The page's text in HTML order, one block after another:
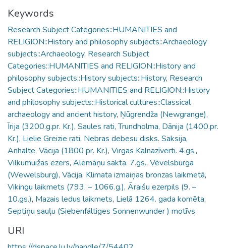
Keywords
Research Subject Categories::HUMANITIES and
RELIGION::History and philosophy subjects::Archaeology
subjects::Archaeology, Research Subject
Categories::HUMANITIES and RELIGION::History and
philosophy subjects::History subjects::History, Research
Subject Categories::HUMANITIES and RELIGION::History
and philosophy subjects::Historical cultures::Classical
archaeology and ancient history, Ņūgrendža (Newgrange),
Īrija (3200.g.pr. Kr.), Saules rati, Trundholma, Dānija (1400.pr.
Kr.), Lielie Greizie rati, Nebras debesu disks. Saksija,
Anhalte, Vācija (1800 pr. Kr.), Virgas Kalnazīverti. 4.gs.,
Vilkumuižas ezers, Alemāņu sakta. 7.gs., Vēvelsburga
(Wewelsburg), Vācija, Klimata izmaiņas bronzas laikmetā,
Vikingu laikmets (793. – 1066.g.), Āraišu ezerpils (9. –
10.gs.), Mazais ledus laikmets, Lielā 1264. gada komēta,
Septiņu sauļu (Siebenfältiges Sonnenwunder ) motīvs
URI